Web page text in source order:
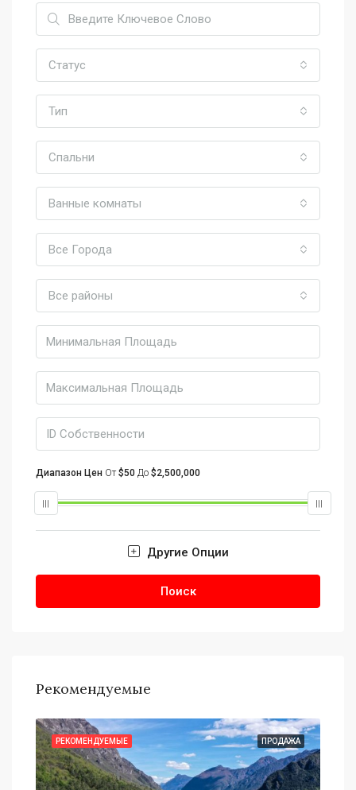
Статус
Тип
Спальни
Ванные комнаты
Все Города
Все районы
Диапазон Цен От$50 До $2,500,000
Другие Опции
Поиск
Рекомендуемые
ПРОДАЖА
РЕКОМЕНДУЕМЫЕ